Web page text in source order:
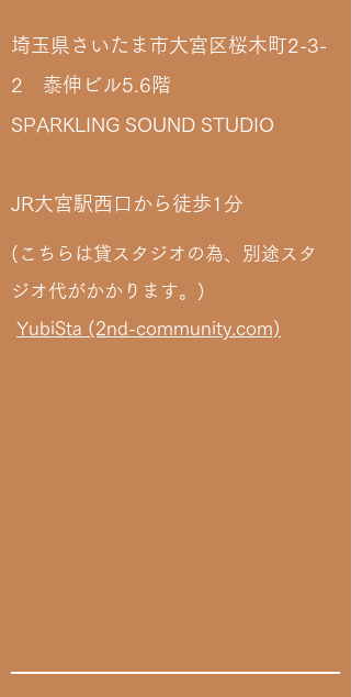
埼玉県さいたま市大宮区桜木町2-3-
2 泰伸ビル5.6階
SPARKLING SOUND STUDIO
JR大宮駅西口から徒歩1分
(こちらは貸スタジオの為、別途スタ
ジオ代がかかります。)
YubiSta (2nd-community.com)